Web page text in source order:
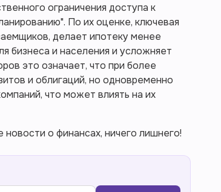
ограничения доступа к
По их оценке, ключевая
делает ипотеку менее
бизнеса и населения и усложняет
это означает, что при более
и облигаций, но одновременно
что может влиять на их
новости о финансах, ничего лишнего!